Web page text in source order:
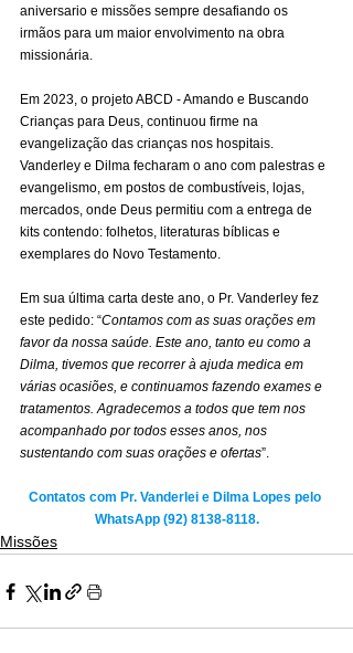
aniversario e missões sempre desafiando os
irmãos para um maior envolvimento na obra
missionária.
Em 2023, o projeto ABCD - Amando e Buscando
Crianças para Deus, continuou firme na
evangelização das crianças nos hospitais.
Vanderley e Dilma fecharam o ano com palestras e
evangelismo, em postos de combustíveis, lojas,
mercados, onde Deus permitiu com a entrega de
kits contendo: folhetos, literaturas bíblicas e
exemplares do Novo Testamento.
Em sua última carta deste ano, o Pr. Vanderley fez
este pedido: “Contamos com as suas orações em
favor da nossa saúde. Este ano, tanto eu como a
Dilma, tivemos que recorrer à ajuda medica em
várias ocasiões, e continuamos fazendo exames e
tratamentos. Agradecemos a todos que tem nos
acompanhado por todos esses anos, nos
sustentando com suas orações e ofertas”.
Contatos com Pr. Vanderlei e Dilma Lopes pelo
WhatsApp (92) 8138-8118.
Missões